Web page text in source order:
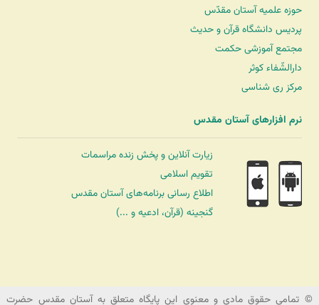
حوزه علمیه آستان مقدّس
پردیس دانشگاه قرآن و حدیث
مجتمع آموزشی حکمت
دارالشّفاء کوثر
مرکز ری شناسی
نرم افزارهای آستان مقدس
زیارت آنلاین و پخش زنده مراسمات
تقویم اسلامی
اطلاع رسانی برنامه‌های آستان مقدس
گنجینه (قرآن، ادعیه و ...)
© تمامی حقوق مادی و معنوی این پایگاه متعلق به آستان مقدس حضرت